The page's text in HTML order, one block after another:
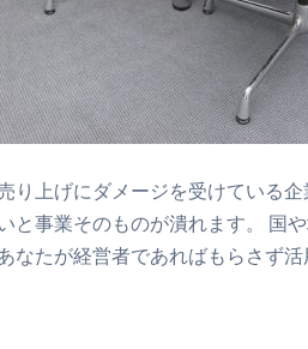
り上げにダメージを受けている
と事業そのものが潰れます。 国
なたが経営者であればもらさず